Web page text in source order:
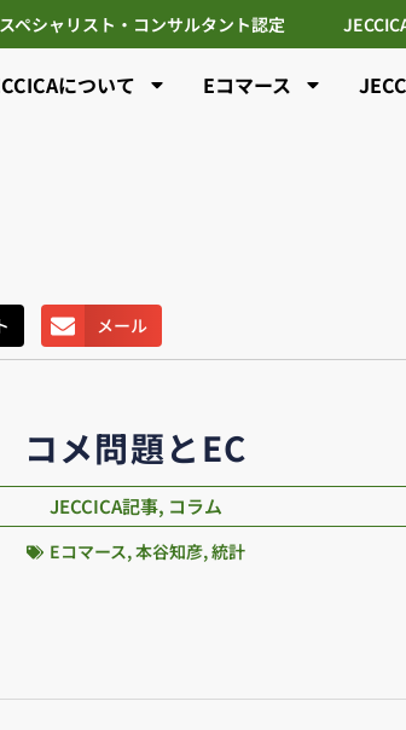
ペシャリスト・コンサルタント認定
について Eコマース
メール
コメ問題とEC
JECCICA記事, コラム
Eコマース,本谷知彦,統計